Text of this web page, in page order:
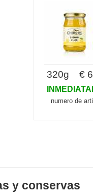
320g €
numero de
y conservas